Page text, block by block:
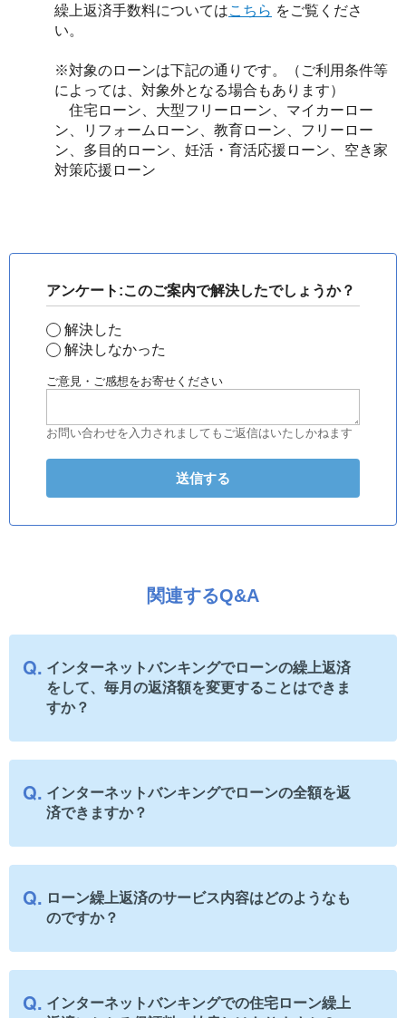
繰上返済手数料についてはこちら をご覧くださ
い。
※対象のローンは下記の通りです。（ご利用条件等
によっては、対象外となる場合もあります）
住宅ローン、大型フリーローン、マイカーロー
ン、リフォームローン、教育ローン、フリーロー
ン、多目的ローン、妊活・育活応援ローン、空き家
対策応援ローン
アンケート:このご案内で解決したでしょうか？
解決した
解決しなかった
ご意見・ご感想をお寄せください
お問い合わせを入力されましてもご返信はいたしかねます
関連するQ&A
インターネットバンキングでローンの繰上返済
をして、毎月の返済額を変更することはできま
すか？
インターネットバンキングでローンの全額を返
済できますか？
ローン繰上返済のサービス内容はどのようなも
のですか？
インターネットバンキングでの住宅ローン繰上